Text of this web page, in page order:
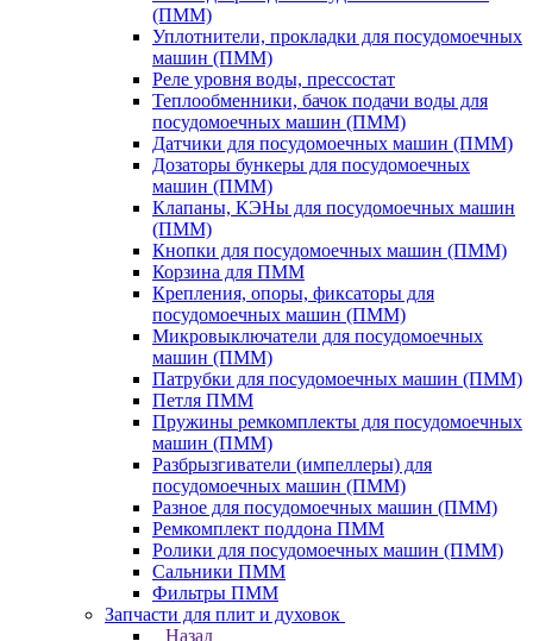
(ПММ)
Уплотнители, прокладки для посудомоечных
машин (ПММ)
Реле уровня воды, прессостат
Теплообменники, бачок подачи воды для
посудомоечных машин (ПММ)
Датчики для посудомоечных машин (ПММ)
Дозаторы бункеры для посудомоечных
машин (ПММ)
Клапаны, КЭНы для посудомоечных машин
(ПММ)
Кнопки для посудомоечных машин (ПММ)
Корзина для ПММ
Крепления, опоры, фиксаторы для
посудомоечных машин (ПММ)
Микровыключатели для посудомоечных
машин (ПММ)
Патрубки для посудомоечных машин (ПММ)
Петля ПММ
Пружины ремкомплекты для посудомоечных
машин (ПММ)
Разбрызгиватели (импеллеры) для
посудомоечных машин (ПММ)
Разное для посудомоечных машин (ПММ)
Ремкомплект поддона ПММ
Ролики для посудомоечных машин (ПММ)
Сальники ПММ
Фильтры ПММ
Запчасти для плит и духовок
Назад